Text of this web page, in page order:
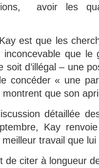
avoir les
est que les
que le
d’illégal – une
concéder « une
montrent que son
détaillée
Kay
travail que
de citer à longueur